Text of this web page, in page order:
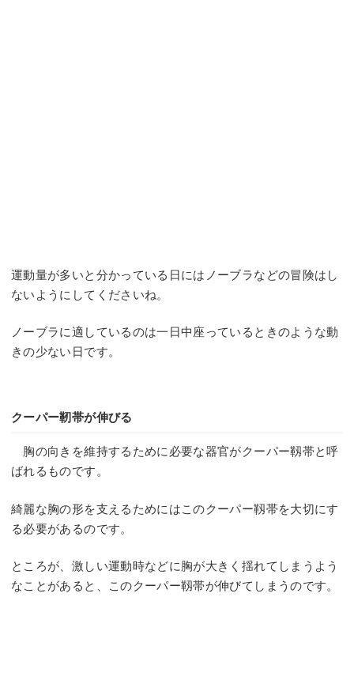
運動量が多いと分かっている日にはノーブラなどの冒険はし
ないようにしてくださいね。
ノーブラに適しているのは一日中座っているときのような動
きの少ない日です。
クーパー靭帯が伸びる
胸の向きを維持するために必要な器官がクーパー靱帯と呼
ばれるものです。
綺麗な胸の形を支えるためにはこのクーパー靱帯を大切にす
る必要があるのです。
ところが、激しい運動時などに胸が大きく揺れてしまうよう
なことがあると、このクーパー靱帯が伸びてしまうのです。